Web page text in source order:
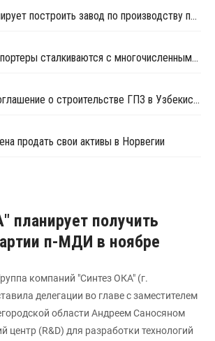
Air Liquide SA планирует построить завод по производству промышленных газов в Айдахо
Американские экспортеры сталкиваются с многочисленными антидемпинговыми расследованиями
Shell заключила соглашение о строительстве ГПЗ в Узбекистане
продать свои активы в Норвегии
планирует получить
п-МДИ в ноябре
компаний "Синтез ОКА" (г.
делегации во главе с заместителем
области Андреем Саносяном
центр (R&D) для разработки технологий